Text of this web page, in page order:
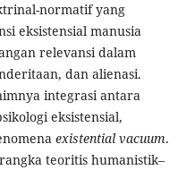
normatif yang
eksistensial manusia
relevansi dalam
dan alienasi.
integrasi antara
eksistensial,
existential vacuum.
teoritis humanistik–